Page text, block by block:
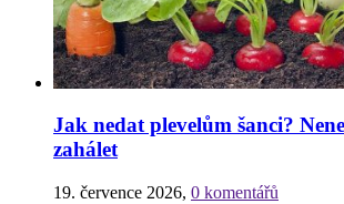
Jak nedat plevelům šanci?
zahálet
19. července 2026, 0 komentářů